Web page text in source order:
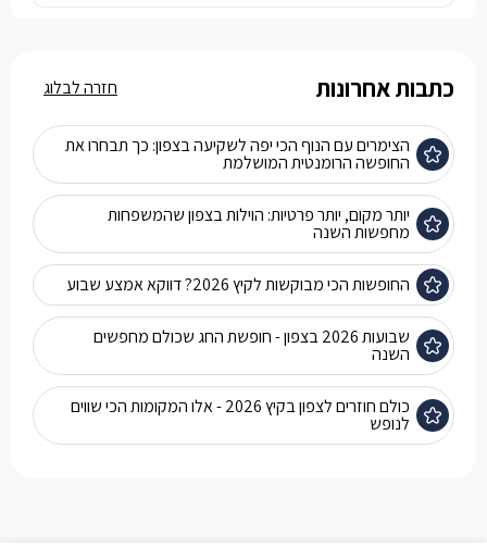
כתבות אחרונות
הצימרים עם הנוף הכי יפה לשקיעה בצפון: כך תבחרו את
החופשה הרומנטית המושלמת
יותר מקום, יותר פרטיות: הוילות בצפון שהמשפחות
מחפשות השנה
החופשות הכי מבוקשות לקיץ 2026? דווקא אמצע שבוע
שבועות 2026 בצפון - חופשת החג שכולם מחפשים
השנה
כולם חוזרים לצפון בקיץ 2026 - אלו המקומות הכי שווים
לנופש
חזרה לבלוג